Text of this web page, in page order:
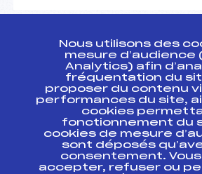
Circuits Nordique 2016
SAMSE NATIONAL TOUR SENIORS
Résultats Nordique 2015
Nous utilisons des
mesure d’audience
Analytics) afin
fréquentation du
proposer du contenu
performances du site,
cookies
fonctionnement du
cookies de mesure
sont déposés
consentement.
accepter, refuser ou